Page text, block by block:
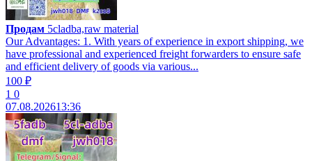
Продам 5cladba,raw material
Our Advantages: 1. With years of experience in export shipping, we
have professional and experienced freight forwarders to ensure safe
and efficient delivery of goods via various...
100 ₽
1 0
07.08.202613:36